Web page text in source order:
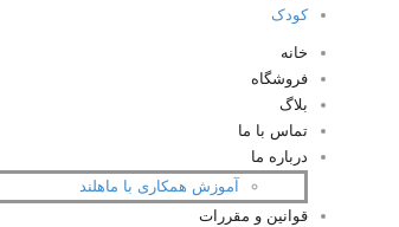
کودک
خانه
فروشگاه
بلاگ
تماس با ما
درباره ما
آموزش همکاری با ماهلند
قوانین و مقررات